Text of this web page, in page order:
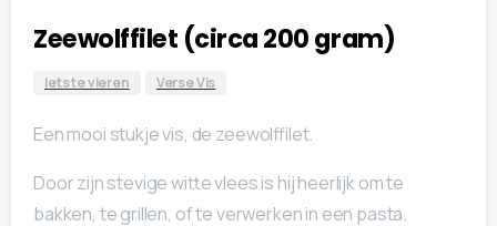
Zeewolffilet (circa 200 gram)
Iets te vieren Verse Vis
Een mooi stukje vis, de zeewolffilet.
Door zijn stevige witte vlees is hij heerlijk om te
bakken, te grillen, of te verwerken in een pasta.